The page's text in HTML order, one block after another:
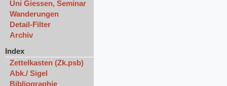
Uni Giessen, Seminar
Wanderungen
Detail-Filter
Archiv
Index
Zettelkasten (Zk.psb)
Abk./ Sigel
Bibliographie